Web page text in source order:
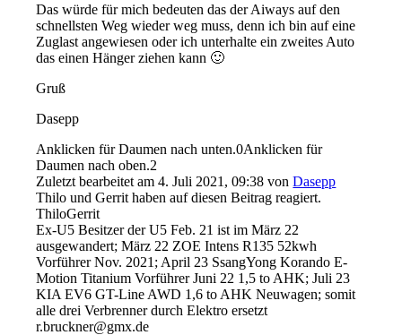
Das würde für mich bedeuten das der Aiways auf den
schnellsten Weg wieder weg muss, denn ich bin auf eine
Zuglast angewiesen oder ich unterhalte ein zweites Auto
das einen Hänger ziehen kann 🙂
Gruß
Dasepp
Anklicken für Daumen nach unten.0Anklicken für
Daumen nach oben.2
Zuletzt bearbeitet am 4. Juli 2021, 09:38 vonDasepp
Thilo und Gerrit haben auf diesen Beitrag reagiert.
ThiloGerrit
Ex-U5 Besitzer der U5 Feb. 21 ist im März 22
ausgewandert; März 22 ZOE Intens R135 52kwh
Vorführer Nov. 2021; April 23 SsangYong Korando E-
Motion Titanium Vorführer Juni 22 1,5 to AHK; Juli 23
KIA EV6 GT-Line AWD 1,6 to AHK Neuwagen; somit
alle drei Verbrenner durch Elektro ersetzt
r.bruckner@gmx.de